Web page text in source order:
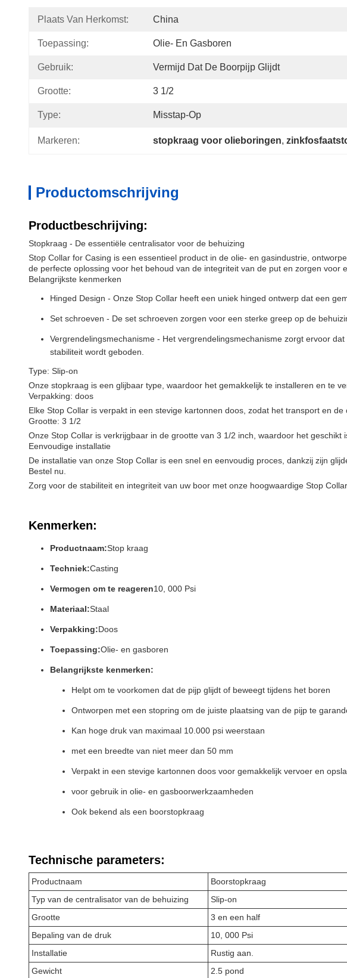
Plaats Van Herkomst: China
Toepassing: Olie- En Gasboren
Gebruik: Vermijd Dat De Boorpijp Glijdt
Grootte: 3 1/2
Type: Misstap-Op
Markeren: stopkraag voor olieboringen,
Productomschrijving
Productbeschrijving:
Stopkraag - De essentiële centralisator voor de behuizing
Stop Collar for Casing is een essentieel product in de olie- en gasindustrie,
de perfecte oplossing voor het behoud van de integriteit van de put en zorgen voor
Belangrijkste kenmerken
Hinged Design - Onze Stop Collar heeft een uniek hinged ontwerp dat een
Set schroeven - De set schroeven zorgen voor een sterke greep op de
Vergrendelingsmechanisme - Het vergrendelingsmechanisme zorgt ervoor
stabiliteit wordt geboden.
Type: Slip-on
Onze stopkraag is een glijbaar type, waardoor het gemakkelijk te installeren en te
Verpakking: doos
Elke Stop Collar is verpakt in een stevige kartonnen doos, zodat het transport en de
Grootte: 3 1/2
Onze Stop Collar is verkrijgbaar in de grootte van 3 1/2 inch, waardoor het geschikt
Eenvoudige installatie
De installatie van onze Stop Collar is een snel en eenvoudig proces, dankzij zijn
Bestel nu.
Zorg voor de stabiliteit en integriteit van uw boor met onze hoogwaardige Stop
Kenmerken:
Productnaam:Stop kraag
Techniek:Casting
Vermogen om te reageren10, 000 Psi
Materiaal:Staal
Verpakking:Doos
Toepassing:Olie- en gasboren
Belangrijkste kenmerken:
Helpt om te voorkomen dat de pijp glijdt of beweegt tijdens het boren
Ontworpen met een stopring om de juiste plaatsing van de pijp te
Kan hoge druk van maximaal 10.000 psi weerstaan
met een breedte van niet meer dan 50 mm
Verpakt in een stevige kartonnen doos voor gemakkelijk vervoer en
voor gebruik in olie- en gasboorwerkzaamheden
Ook bekend als een boorstopkraag
Technische parameters:
Productnaam
Boorstopkraag
Typ van de centralisator van de behuizing
Slip-on
Grootte
3 en een half
Bepaling van de druk
10, 000 Psi
Installatie
Rustig aan.
Gewicht
2.5 pond